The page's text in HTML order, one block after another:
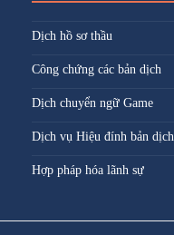
Dịch hồ sơ thầu
Công chứng các bản dịch
Dịch chuyển ngữ Game
Dịch vụ Hiệu đính bản dịch
Hợp pháp hóa lãnh sự